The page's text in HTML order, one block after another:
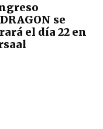
se
el día 22 en